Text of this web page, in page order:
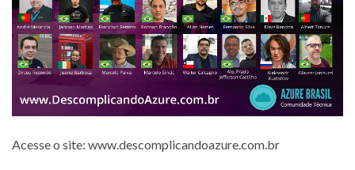
Acesse o site: www.descomplicandoazure.com.br